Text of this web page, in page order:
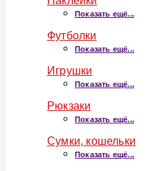
Показать ещё...
Футболки
Показать ещё...
Игрушки
Показать ещё...
Рюкзаки
Показать ещё...
Сумки, кошельки
Показать ещё...